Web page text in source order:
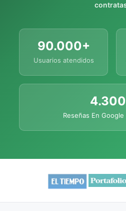
90.000+
Usuarios atendidos
Reseñas En